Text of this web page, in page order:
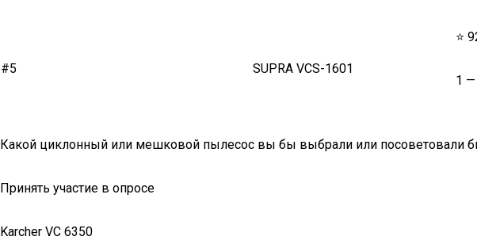
#5 SUPRA VCS-1601
⭐
1 —
Какой циклонный или мешковой пылесос вы бы выбрали или посоветовали
Принять участие в опросе
Karcher VC 6350